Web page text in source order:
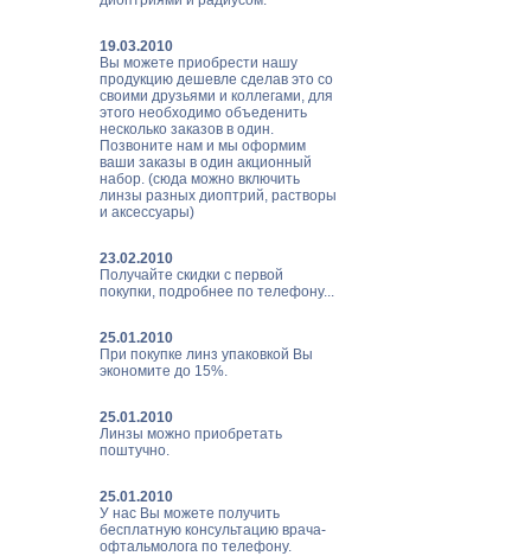
19.03.2010
Вы можете приобрести нашу
продукцию дешевле сделав это со
своими друзьями и коллегами, для
этого необходимо объеденить
несколько заказов в один.
Позвоните нам и мы оформим
ваши заказы в один акционный
набор. (сюда можно включить
линзы разных диоптрий, растворы
и аксессуары)
23.02.2010
Получайте скидки с первой
покупки, подробнее по телефону...
25.01.2010
При покупке линз упаковкой Вы
экономите до 15%.
25.01.2010
Линзы можно приобретать
поштучно.
25.01.2010
У нас Вы можете получить
бесплатную консультацию врача-
офтальмолога по телефону.